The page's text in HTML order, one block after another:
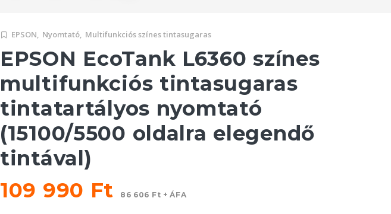
EPSON, Nyomtató, Multifunkciós színes tintasugaras
EPSON EcoTank L6360 színes
multifunkciós tintasugaras
tintatartályos nyomtató
(15100/5500 oldalra elegendő
tintával)
109 990 Ft
86 606 Ft + ÁFA